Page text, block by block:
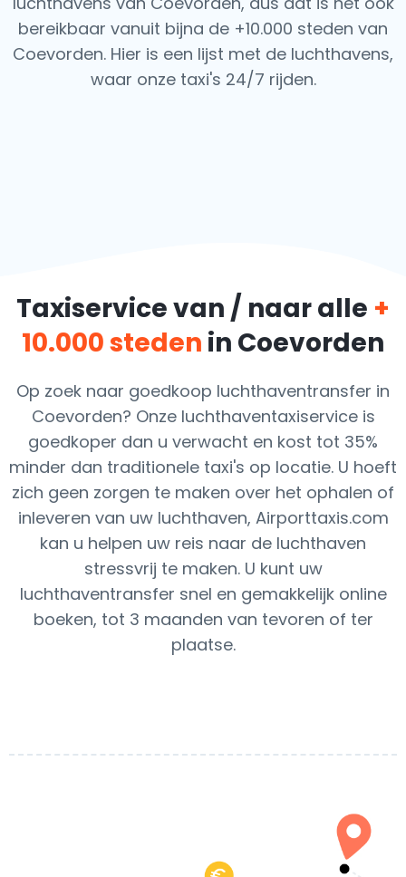
bereikbaar vanuit bijna de +10.000 steden van
Coevorden. Hier is een lijst met de luchthavens,
waar onze taxi's 24/7 rijden.
Taxiservice van / naar alle +
10.000 steden in Coevorden
Op zoek naar goedkoop luchthaventransfer in
Coevorden? Onze luchthaventaxiservice is
goedkoper dan u verwacht en kost tot 35%
minder dan traditionele taxi's op locatie. U hoeft
zich geen zorgen te maken over het ophalen of
inleveren van uw luchthaven, Airporttaxis.com
kan u helpen uw reis naar de luchthaven
stressvrij te maken. U kunt uw
luchthaventransfer snel en gemakkelijk online
boeken, tot 3 maanden van tevoren of ter
plaatse.